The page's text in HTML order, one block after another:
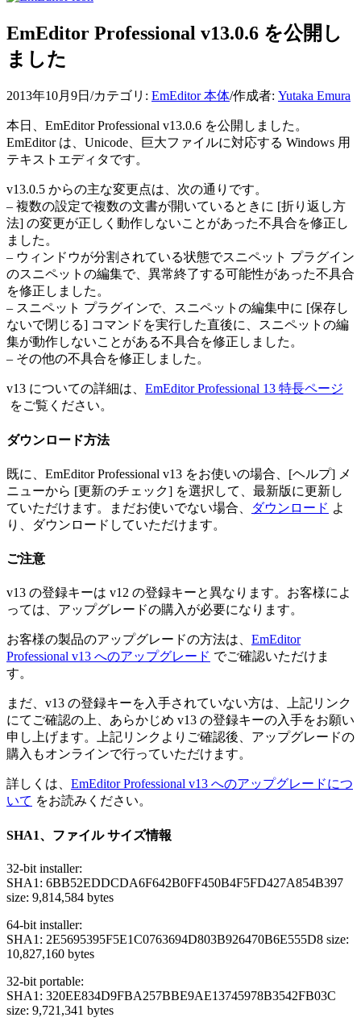
EmEditor Professional v13.0.6 を公開し
ました
2013年10月9日 /カテゴリ: EmEditor 本体/作成者: Yutaka Emura
本日、EmEditor Professional v13.0.6 を公開しました。
EmEditor は、Unicode、巨大ファイルに対応する Windows 用
テキストエディタです。
v13.0.5 からの主な変更点は、次の通りです。
– 複数の設定で複数の文書が開いているときに [折り返し方
法] の変更が正しく動作しないことがあった不具合を修正し
ました。
– ウィンドウが分割されている状態でスニペット プラグイン
のスニペットの編集で、異常終了する可能性があった不具合
を修正しました。
– スニペット プラグインで、スニペットの編集中に [保存し
ないで閉じる] コマンドを実行した直後に、スニペットの編
集が動作しないことがある不具合を修正しました。
– その他の不具合を修正しました。
v13 についての詳細は、 EmEditor Professional 13 特長ページ
をご覧ください。
ダウンロード方法
既に、EmEditor Professional v13 をお使いの場合、[ヘルプ] メ
ニューから [更新のチェック] を選択して、最新版に更新し
ていただけます。まだお使いでない場合、
ダウンロード よ
り、ダウンロードしていただけます。
ご注意
v13 の登録キーは v12 の登録キーと異なります。お客様によ
っては、アップグレードの購入が必要になります。
お客様の製品のアップグレードの方法は、 EmEditor
Professional v13 へのアップグレード でご確認いただけま
す。
まだ、v13 の登録キーを入手されていない方は、上記リンク
にてご確認の上、あらかじめ v13 の登録キーの入手をお願い
申し上げます。上記リンクよりご確認後、アップグレードの
購入もオンラインで行っていただけます。
詳しくは、 EmEditor Professional v13 へのアップグレードにつ
いて をお読みください。
SHA1、ファイル サイズ情報
32-bit installer:
SHA1: 6BB52EDDCDA6F642B0FF450B4F5FD427A854B397
size: 9,814,584 bytes
64-bit installer:
SHA1: 2E5695395F5E1C0763694D803B926470B6E555D8 size:
10,827,160 bytes
32-bit portable:
SHA1: 320EE834D9FBA257BBE9AE13745978B3542FB03C
size: 9,721,341 bytes